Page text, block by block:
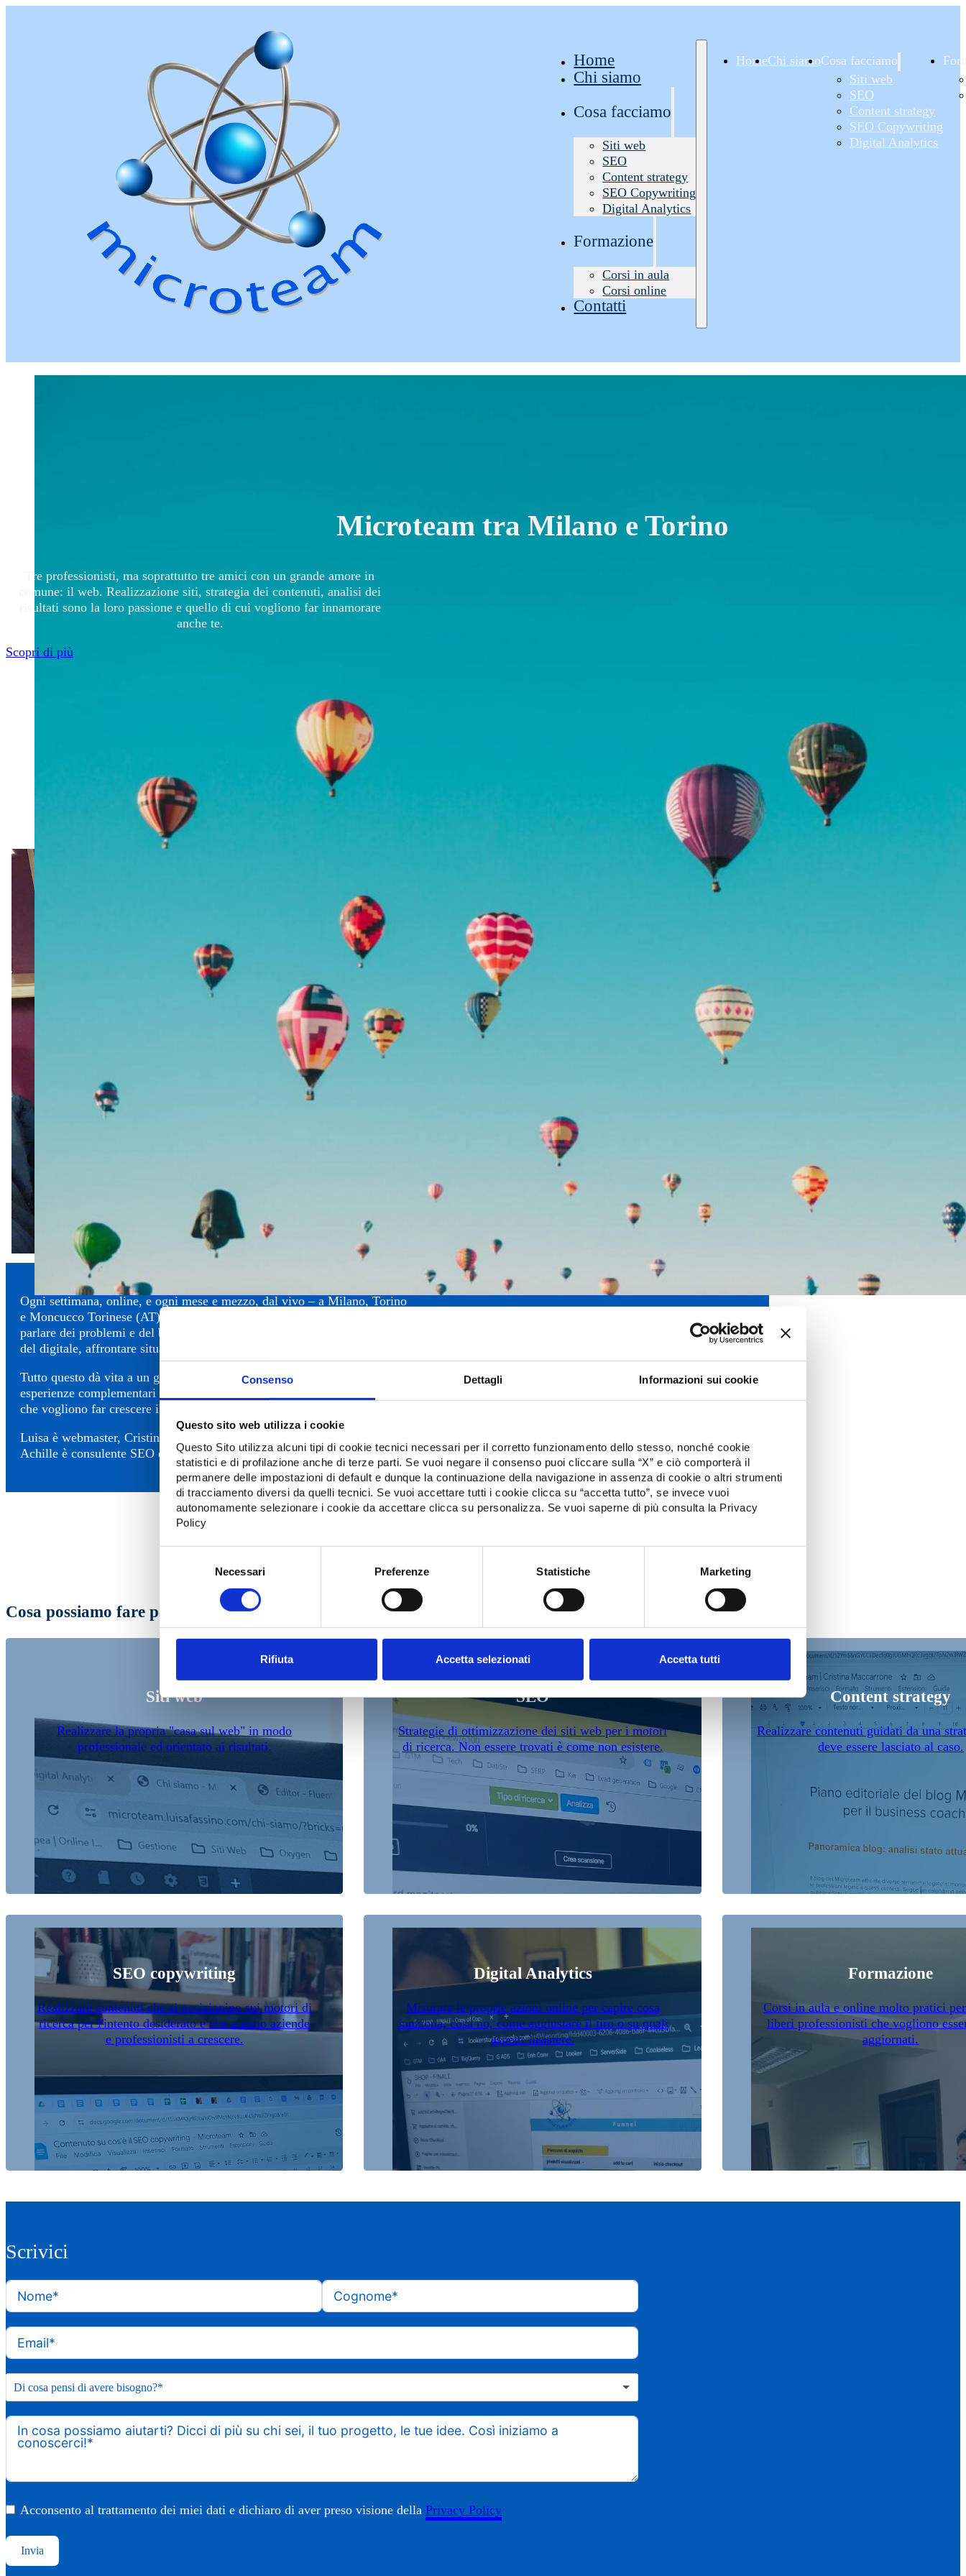
Consenso Dettagli Informazioni sui cookie
Questo sito web utilizza i cookie
Questo Sito utilizza alcuni tipi di cookie tecnici necessari per il corretto funzionamento dello stesso, nonché cookie
statistici e di profilazione anche di terze parti. Se vuoi negare il consenso puoi cliccare sulla “X” e ciò comporterà il
permanere delle impostazioni di default e dunque la continuazione della navigazione in assenza di cookie o altri strumenti
di tracciamento diversi da quelli tecnici. Se vuoi accettare tutti i cookie clicca su “accetta tutto”, se invece vuoi
autonomamente selezionare i cookie da accettare clicca su personalizza. Se vuoi saperne di più consulta la Privacy
Policy
Necessari Preferenze Statistiche Marketing
Rifiuta Accetta selezionati Accetta tutti
Home
Chi siamo
Cosa facciamo
Siti web
SEO
Content strategy
SEO Copywriting
Digital Analytics
Formazione
Corsi in aula
Corsi online
Contatti
HomeChi siamoCosa facciamo
Siti web
SEO
Content strategy
SEO Copywriting
Digital Analytics
Microteam tra Milano e Torino
Tre professionisti, ma soprattutto tre amici con un grande amore in
comune: il web. Realizzazione siti, strategia dei contenuti, analisi dei
risultati sono la loro passione e quello di cui vogliono far innamorare
anche te.
Scopri di più
Ogni settimana, online, e ogni mese e mezzo, dal vivo – a Milano, Torino
e Moncucco Torinese (AT), dove viviamo e lavoriamo -, ci vediamo per
parlare dei problemi e del bello di essere freelance, discutere delle novità
del digitale, affrontare situazioni tecniche e non solo.
Tutto questo dà vita a un gruppo unito che mette insieme competenze ed
esperienze complementari a disposizione di aziende e liberi professionisti
che vogliono far crescere il loro business online e offline.
Luisa è webmaster, Cristina è giornalista, content strategist e formatrice e
Achille è consulente SEO e Analytics.
Cosa possiamo fare per te
Siti web
Realizzare la propria "casa sul web" in modo
professionale ed orientato ai risultati.
SEO
Strategie di ottimizzazione dei siti web per i motori
di ricerca. Non essere trovati è come non esistere.
Content strategy
Realizzare contenuti guidati da una
deve essere lasciato al caso.
SEO copywriting
Realizzare contenuti che si posizionino sui motori di
ricerca per l'intento desiderato e che aiutino aziende
e professionisti a crescere.
Digital Analytics
Misurare le proprie azioni online per capire cosa
funziona, cosa no, come aggiustare il tiro o su quali
aspetti insistere.
Formazione
Corsi in aula e online molto pratici
liberi professionisti che vogliono
aggiornati.
Scrivici
Acconsento al trattamento dei miei dati e dichiaro di aver preso visione della Privacy Policy
Invia